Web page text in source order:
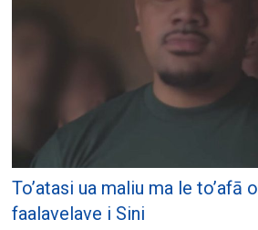
To’atasi ua maliu ma le
faalavelave i Sini